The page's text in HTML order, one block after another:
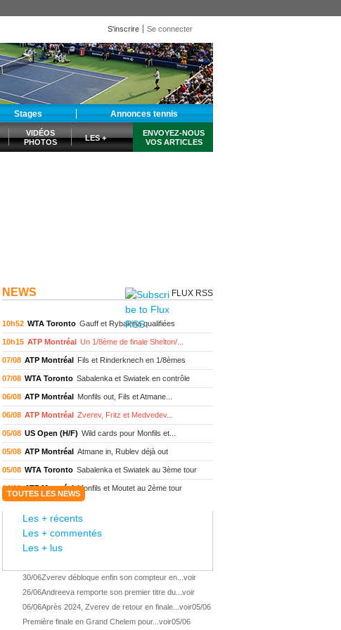
S'inscrire Se connecter
Stages Annonces tennis
VIDÉOS
PHOTOS
LES +
ENVOYEZ-NOUS
VOS ARTICLES
NEWS FLUX RSS
10h52 WTA Toronto Gauff et Rybakina qualifiées
10h15 ATP Montréal Un 1/8ème de finale Shelton/...
07/08 ATP Montréal Fils et Rinderknech en 1/8èmes
07/08 WTA Toronto Sabalenka et Swiatek en contrôle
06/08 ATP Montréal Monfils out, Fils et Atmane...
06/08 ATP Montréal Zverev, Fritz et Medvedev...
05/08 US Open (H/F) Wild cards pour Monfils et...
05/08 ATP Montréal Atmane in, Rublev déjà out
05/08 WTA Toronto Sabalenka et Swiatek au 3ème tour
04/08 ATP Montréal Monfils et Moutet au 2ème tour
WTA Wash. Eala renverse Pegula en finale
ATP Wash.
ATP Wash. Une finale Fritz/ Jodar
ATP Los Cabos Géa remporte le titre !
TOUTES LES NEWS
Les + récents
Les + commentés
Les + lus
30/06Zverev débloque enfin son compteur en... voir
26/06Andreeva remporte son premier titre du... voir
06/06Après 2024, Zverev de retour en finale... voir05/06
Première finale en Grand Chelem pour... voir05/06